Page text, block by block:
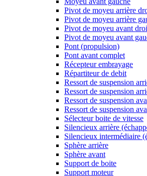
Pivot de moyeu arrière
Pivot de moyeu arrière
Pivot de moyeu avant
Pivot de moyeu avant
Pont (propulsion)
Pont avant complet
Récepteur embrayage
Répartiteur de debit
Ressort de suspension
Ressort de suspension
Ressort de suspension
Ressort de suspension
Sélecteur boite de vitesse
Silencieux arrière
Silencieux intermédiaire
Sphère arrière
Sphère avant
Support de boite
Support moteur